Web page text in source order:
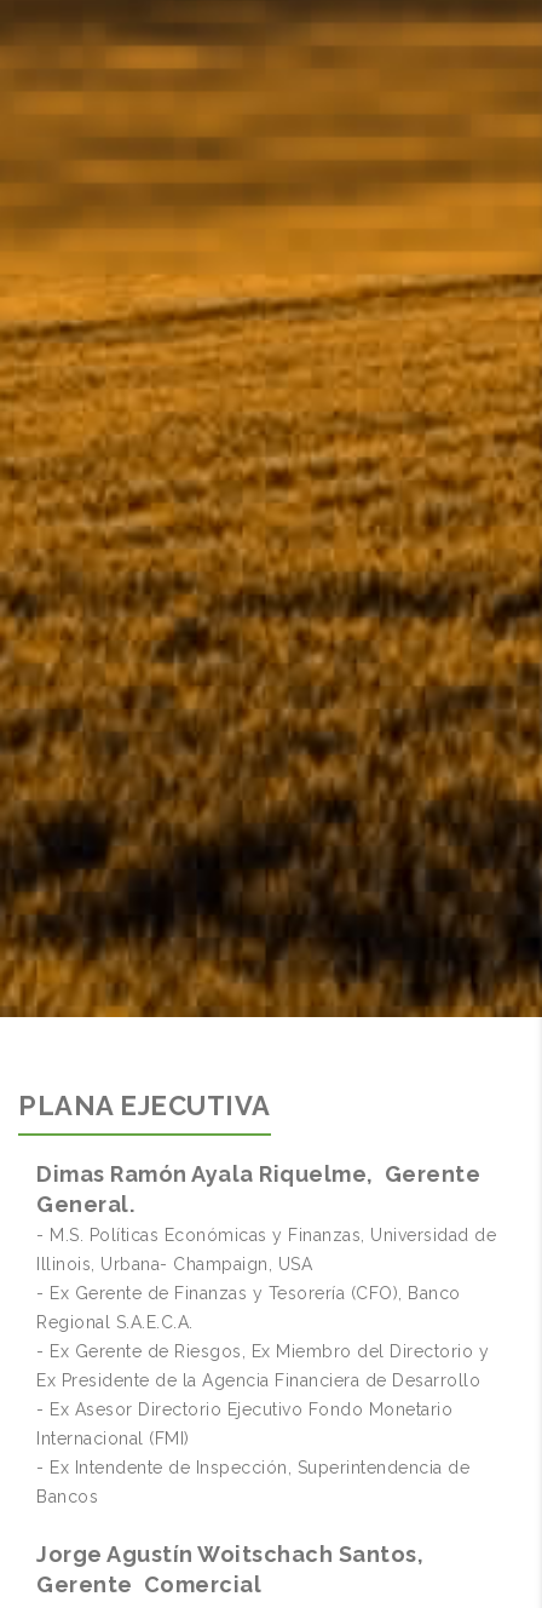
PLANA EJECUTIVA
Dimas Ramón Ayala Riquelme, Gerente
General.
- M.S. Políticas Económicas y Finanzas, Universidad de
Illinois, Urbana- Champaign, USA
- Ex Gerente de Finanzas y Tesorería (CFO), Banco
Regional S.A.E.C.A.
- Ex Gerente de Riesgos, Ex Miembro del Directorio y
Ex Presidente de la Agencia Financiera de Desarrollo
- Ex Asesor Directorio Ejecutivo Fondo Monetario
Internacional (FMI)
- Ex Intendente de Inspección, Superintendencia de
Bancos
Jorge Agustín Woitschach Santos,
Gerente Comercial